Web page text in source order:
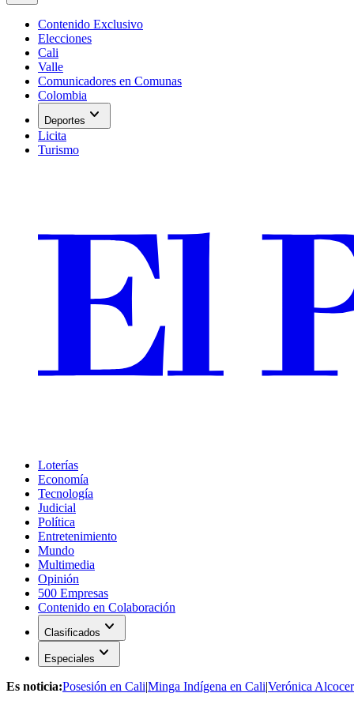
Contenido Exclusivo
Elecciones
Cali
Valle
Comunicadores en Comunas
Colombia
Deportes expand_more
Licita
Turismo
Loterías
Economía
Tecnología
Judicial
Política
Entretenimiento
Mundo
Multimedia
Opinión
500 Empresas
Contenido en Colaboración
Clasificados expand_more
Especiales expand_more
Es noticia:Posesión en Cali|Minga Indígena en Cali|Verónica Alcocer